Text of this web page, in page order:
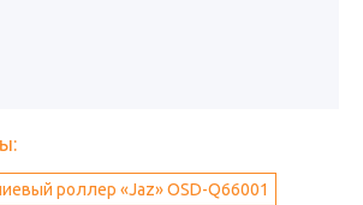
роллер «Jaz» OSD-Q66001